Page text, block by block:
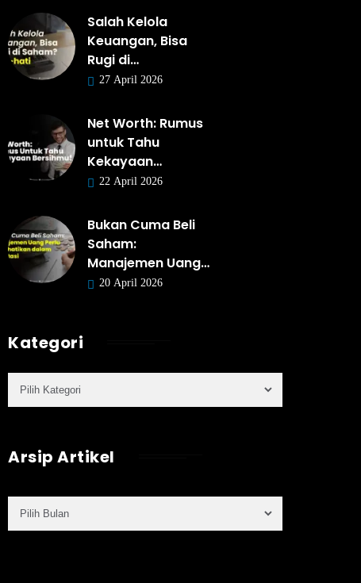
Salah Kelola
Keuangan, Bisa
Rugi di…
27 April 2026
Net Worth: Rumus
untuk Tahu
Kekayaan…
22 April 2026
Bukan Cuma Beli
Saham:
Manajemen Uang…
20 April 2026
Kategori
Arsip Artikel